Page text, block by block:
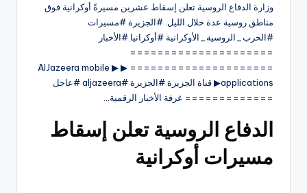
وزارة الدفاع الروسية تعلن إسقاط عشرين مسيرةً أوكرانية فوق
مناطق روسية عدة خلال الليل. #الجزيرة #مسيرات
#الحرب_الروسية_الأوكرانية #أوكرانيا #الأخبار
=====================
===================== ▶ ▶ AlJazeera mobile
applications▶ قناة الجزيرة #الجزيرة #aljazeera #عاجل
============= غرفة الأخبار الرقمية…
الدفاع الروسية تعلن إسقاط
مسيرات أوكرانية